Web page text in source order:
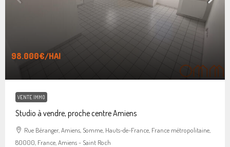
98.000€/HAI
VENTE IMMO
Studio à vendre, proche centre Amiens
Rue Béranger, Amiens, Somme, Hauts-de-France, France métropolitaine,
80000, France, Amiens - Saint Roch